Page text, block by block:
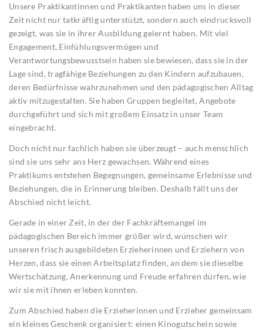
Unsere Praktikantinnen und Praktikanten haben uns in dieser
Zeit nicht nur tatkräftig unterstützt, sondern auch eindrucksvoll
gezeigt, was sie in ihrer Ausbildung gelernt haben. Mit viel
Engagement, Einfühlungsvermögen und
Verantwortungsbewusstsein haben sie bewiesen, dass sie in der
Lage sind, tragfähige Beziehungen zu den Kindern aufzubauen,
deren Bedürfnisse wahrzunehmen und den pädagogischen Alltag
aktiv mitzugestalten. Sie haben Gruppen begleitet, Angebote
durchgeführt und sich mit großem Einsatz in unser Team
eingebracht.
Doch nicht nur fachlich haben sie überzeugt – auch menschlich
sind sie uns sehr ans Herz gewachsen. Während eines
Praktikums entstehen Begegnungen, gemeinsame Erlebnisse und
Beziehungen, die in Erinnerung bleiben. Deshalb fällt uns der
Abschied nicht leicht.
Gerade in einer Zeit, in der der Fachkräftemangel im
pädagogischen Bereich immer größer wird, wünschen wir
unseren frisch ausgebildeten Erzieherinnen und Erziehern von
Herzen, dass sie einen Arbeitsplatz finden, an dem sie dieselbe
Wertschätzung, Anerkennung und Freude erfahren dürfen, wie
wir sie mit ihnen erleben konnten.
Zum Abschied haben die Erzieherinnen und Erzieher gemeinsam
ein kleines Geschenk organisiert: einen Kinogutschein sowie